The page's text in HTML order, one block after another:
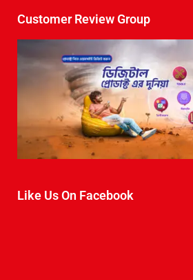
Customer Review Group
Like Us On Facebook